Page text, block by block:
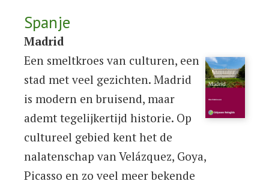
Spanje
Madrid
Een smeltkroes van culturen, een
stad met veel gezichten. Madrid
is modern en bruisend, maar
ademt tegelijkertijd historie. Op
cultureel gebied kent het de
nalatenschap van Velázquez, Goya,
Picasso en zo veel meer bekende